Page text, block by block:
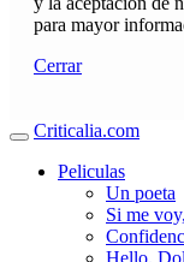
para mayor
Cerrar
Criticalia.com
Peliculas
Un poeta
Si me